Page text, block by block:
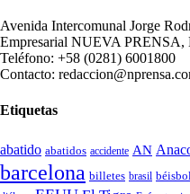
Avenida Intercomunal Jorge
Empresarial NUEVA PRENSA,
Teléfono: +58 (0281) 6001800
Contacto:
Etiquetas
abatido abatidos accidente AN
barcelona billetes brasil béisbol